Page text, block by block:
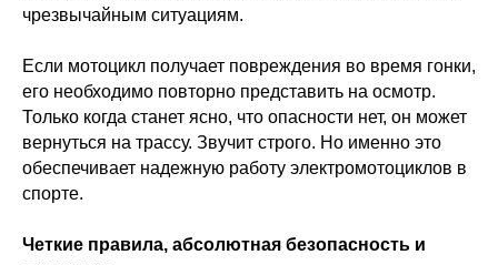
чрезвычайным ситуациям.
Если мотоцикл получает повреждения во время гонки,
его необходимо повторно представить на осмотр.
Только когда станет ясно, что опасности нет, он может
вернуться на трассу. Звучит строго. Но именно это
обеспечивает надежную работу электромотоциклов в
спорте.
Четкие правила, абсолютная безопасность и